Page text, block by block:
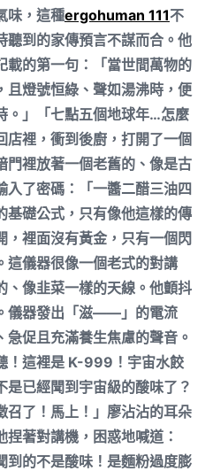
味，這種ergohuman 111不
聽到的家傳預言不謀而合。他
載的第一句：「當世間萬物的
且燈號恒綠、聲如湯沸時，便
。」「七點五個地球年…怎麼
店裡，衝到後廚，打開了一個
門裡放著一個老舊的、像是古
入了密碼：「一醬二醋三油四
基礎公式，只有像他這樣的傳
，裡面沒有黃金，只有一個閃
這儀器很像一個老式的對講
、像韭菜一樣的天線。他顫抖
儀器發出「滋——」的電流
促且充滿養生焦慮的聲音。
！這裡是 K-999！宇宙水餃
已經聞到宇宙級的酸味了？
召了！馬上！」廖沾沾的耳朵
著對講機，困惑地喊道：
到的不是酸味！是麵粉過度膨